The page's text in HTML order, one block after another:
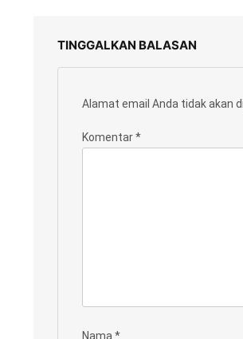
TINGGALKAN BALASAN
Alamat email Anda tidak akan
Komentar*
Nama *